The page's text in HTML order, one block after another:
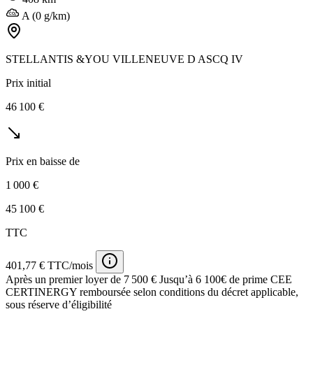
A (0 g/km)
STELLANTIS &YOU VILLENEUVE D ASCQ IV
Prix initial
46 100 €
Prix en baisse de
1 000 €
45 100 €
TTC
401,77 € TTC/mois
Après un premier loyer de 7 500 € Jusqu’à 6 100€ de prime CEE
CERTINERGY remboursée selon conditions du décret applicable,
sous réserve d’éligibilité